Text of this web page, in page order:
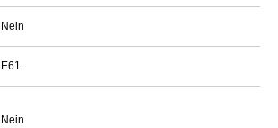
Nein
E61
Nein